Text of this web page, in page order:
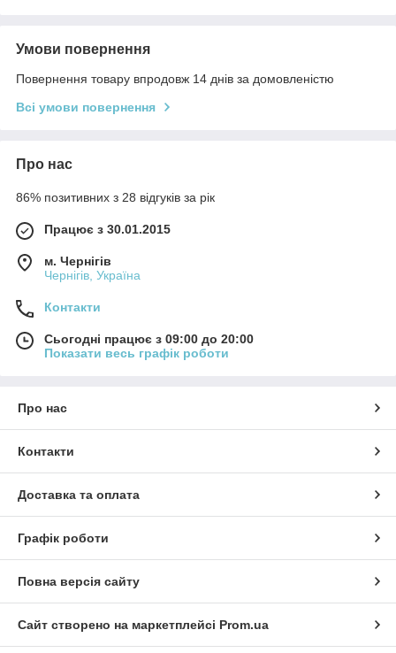
Умови повернення
Повернення товару впродовж 14 днів за домовленістю
Всі умови повернення
Про нас
86% позитивних з 28 відгуків за рік
Працює з 30.01.2015
м. Чернігів
Чернігів, Україна
Контакти
Сьогодні працює з 09:00 до 20:00
Показати весь графік роботи
Про нас
Контакти
Доставка та оплата
Графік роботи
Повна версія сайту
Сайт створено на маркетплейсі Prom.ua